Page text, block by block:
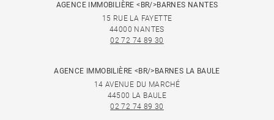
AGENCE IMMOBILIÈRE <BR/>BARNES NANTES
15 RUE LA FAYETTE
44000 NANTES
02 72 74 89 30
AGENCE IMMOBILIÈRE <BR/>BARNES LA BAULE
14 AVENUE DU MARCHÉ
44500 LA BAULE
02 72 74 89 30